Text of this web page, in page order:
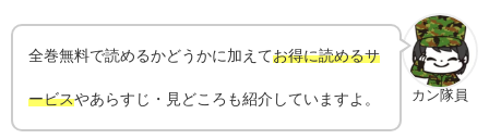
カン隊員
全巻無料で読めるかどうかに加えてお得に読めるサ
ービスやあらすじ・見どころも紹介していますよ。